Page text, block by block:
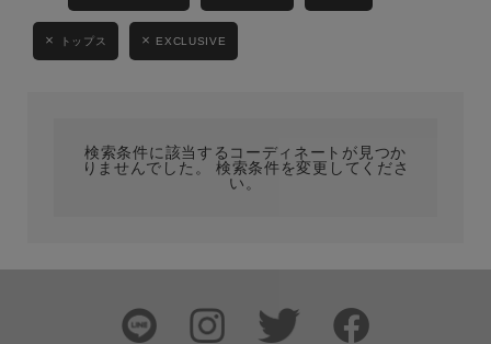
MENS LADIES
ブランド
トップス EXCLUSIVE
検索条件に該当するコーディネートが見つか
りませんでした。 検索条件を変更してくださ
い。